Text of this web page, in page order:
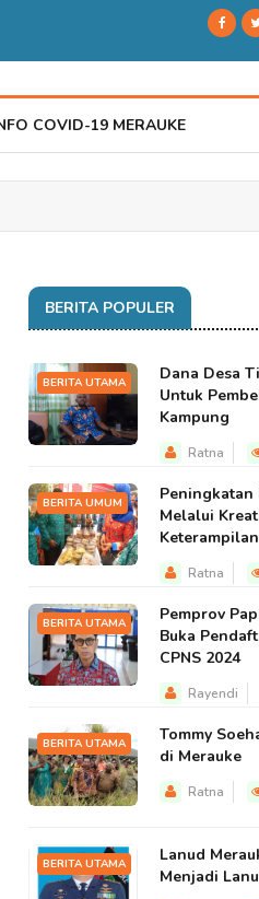
COVID-19 MERAUKE
BERITA POPULER
BERITA UTAMA
Dana Desa
Untuk
Kampung
Ratna
BERITA UMUM
Peningkatan
Melalui
Keterampilan
Ratna
BERITA UTAMA
Pemprov
Buka
CPNS 2024
Rayendi
BERITA UTAMA
Tommy
di Merauke
Ratna
BERITA UTAMA
Lanud
Menjadi